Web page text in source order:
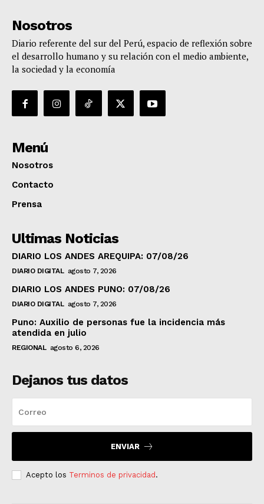
Nosotros
Diario referente del sur del Perú, espacio de reflexión sobre
el desarrollo humano y su relación con el medio ambiente,
la sociedad y la economía
Menú
Nosotros
Contacto
Prensa
Ultimas Noticias
DIARIO LOS ANDES AREQUIPA: 07/08/26
DIARIO DIGITAL agosto 7, 2026
DIARIO LOS ANDES PUNO: 07/08/26
DIARIO DIGITAL agosto 7, 2026
Puno: Auxilio de personas fue la incidencia más
atendida en julio
REGIONAL agosto 6, 2026
Dejanos tus datos
ENVIAR
Acepto los Terminos de privacidad.